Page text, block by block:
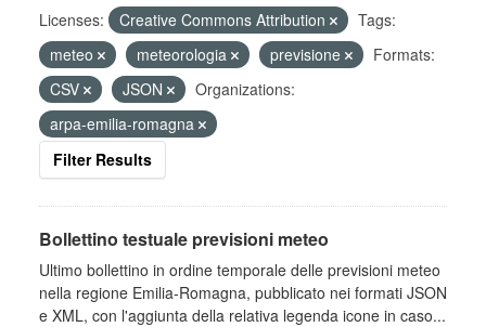
Licenses: Creative Commons Attribution
Tags:
meteo
meteorologia previsione
Formats:
CSV
JSON
Organizations:
arpa-emilia-romagna
Filter Results
Bollettino testuale previsioni meteo
Ultimo bollettino in ordine temporale delle previsioni meteo
nella regione Emilia-Romagna, pubblicato nei formati JSON
e XML, con l'aggiunta della relativa legenda icone in caso...